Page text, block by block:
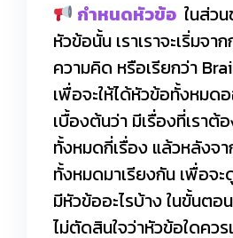
กำหนดหัวข้อ ในส่ว
หัวข้อนั้น เราเราจะเริ่มจา
ความคิด หรือเรียกว่า
เพื่อจะให้ได้หัวข้อทั้งหมด
เบื้องต้นว่า มีเรื่องที่เราต้
ทั้งหมดกี่เรื่อง แล้วหลังจ
ทั้งหมดมาเรียงกัน เพื่อจ
มีหัวข้ออะไรบ้าง ในขั้นตอ
ไม่ตัดสินใจว่าหัวข้อใดควร